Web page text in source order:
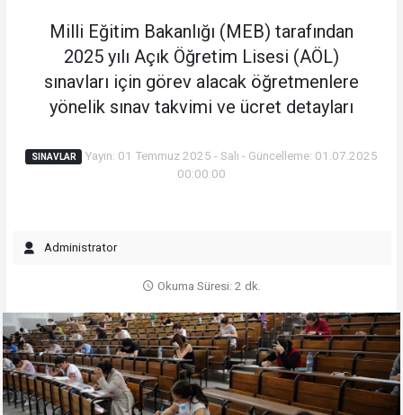
Milli Eğitim Bakanlığı (MEB) tarafından
2025 yılı Açık Öğretim Lisesi (AÖL)
sınavları için görev alacak öğretmenlere
yönelik sınav takvimi ve ücret detayları
SINAVLAR
Yayın: 01 Temmuz 2025 - Salı - Güncelleme: 01.07.2025
00:00:00
Administrator
Okuma Süresi: 2 dk.